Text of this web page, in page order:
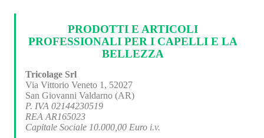
PRODOTTI E ARTICOLI
PROFESSIONALI PER I CAPELLI E LA
BELLEZZA
Tricolage Srl
Via Vittorio Veneto 1, 52027
San Giovanni Valdarno (AR)
P. IVA 02144230519
REA AR165023
Capitale Sociale 10.000,00 Euro i.v.